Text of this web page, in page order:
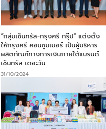
“กลุ่มเซ็นทรัล-กรุงศรี กรุ๊ป” แต่งตั้ง
ให้กรุงศรี คอนซูมเมอร์ เป็นผู้บริหาร
ผลิตภัณฑ์ทางการเงินภายใต้แบรนด์
เซ็นทรัล เดอะวัน
31/10/2024